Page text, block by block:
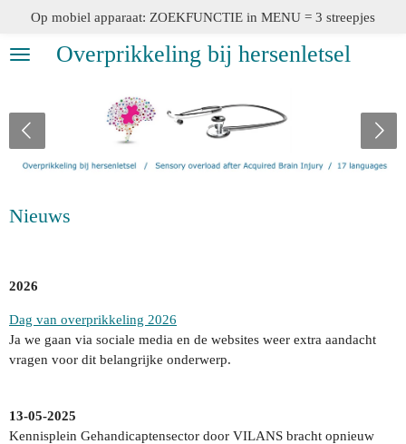
naar
Overprikkeling bij hersenletsel
Op mobiel apparaat: ZOEKFUNCTIE in MENU = 3 streepjes
Nieuws
2026
Dag van overprikkeling 2026
Ja we gaan via sociale media en de websites weer extra aandacht
vragen voor dit belangrijke onderwerp.
13-05-2025
Kennisplein Gehandicaptensector door VILANS bracht opnieuw